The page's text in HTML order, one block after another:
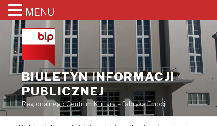
Przejdź
treści
BIULETYN INFORMACJI
PUBLICZNEJ
Regionalnego Centrum Kultury – Fabryka Emocji
MENU